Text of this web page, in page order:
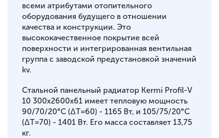
всеми атрибутами отопительного
оборудования будущего в отношении
качества и конструкции. Это
высококачественное покрытие всей
поверхности и интегрированная вентильная
группа с заводской предустановкой значений
kv.
Стальной панельный радиатор Kermi Profil-V
10 300x2600x61 имеет тепловую мощность
90/70/20°С (ΔT=60) - 1165 Вт, и 105/75/20°С
(ΔT=70) - 1401 Вт. Его масса составляет 13,75
кг.